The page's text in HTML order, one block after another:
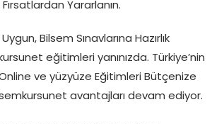
Yararlanın.
Bilsem Sınavlarına Hazırlık
eğitimleri yanınızda. Türkiye’nin
Online ve yüzyüze Eğitimleri Bütçenize
avantajları devam ediyor.